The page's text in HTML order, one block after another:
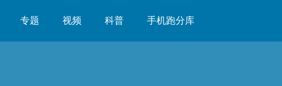
专题 视频 科普 手机跑分库